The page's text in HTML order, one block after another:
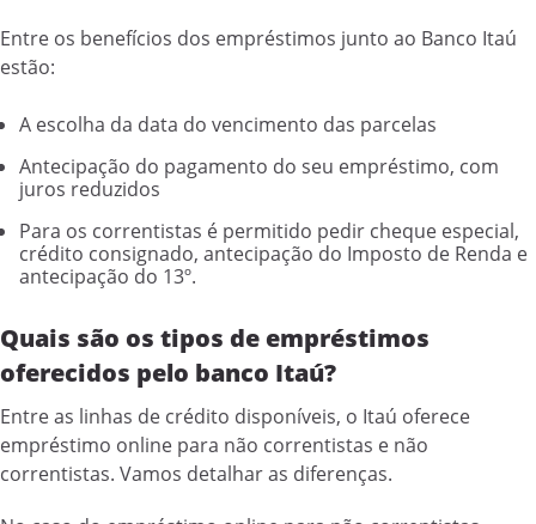
Entre os benefícios dos empréstimos junto ao Banco Itaú
estão:
A escolha da data do vencimento das parcelas
Antecipação do pagamento do seu empréstimo, com
juros reduzidos
Para os correntistas é permitido pedir cheque especial,
crédito consignado, antecipação do Imposto de Renda e
antecipação do 13º.
Quais são os tipos de empréstimos
oferecidos pelo banco Itaú?
Entre as linhas de crédito disponíveis, o Itaú oferece
empréstimo online para não correntistas e não
correntistas. Vamos detalhar as diferenças.